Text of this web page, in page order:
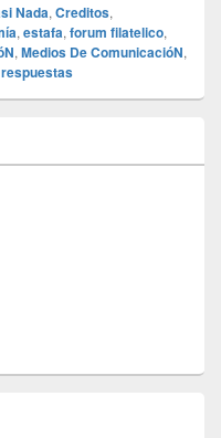
Nada, Creditos,
, estafa, forum filatelico,
, Medios De ComunicacióN,
respuestas